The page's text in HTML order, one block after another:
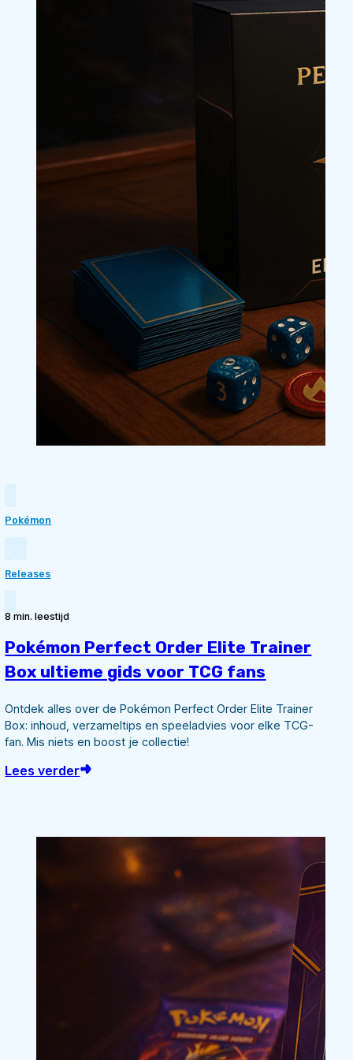
Pokémon
Releases
8 min. leestijd
Pokémon Perfect Order Elite Trainer
Box ultieme gids voor TCG fans
Ontdek alles over de Pokémon Perfect Order Elite Trainer
Box: inhoud, verzameltips en speeladvies voor elke TCG-
fan. Mis niets en boost je collectie!
Lees verder